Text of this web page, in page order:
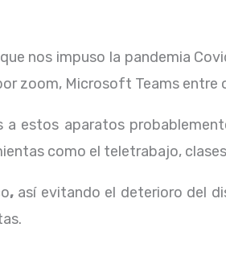
nos impuso la pandemia
zoom, Microsoft Teams entre
estos aparatos
como el teletrabajo,
, así evitando el deterioro del